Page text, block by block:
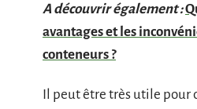
A découvrir également :
avantages et les
conteneurs ?
Il peut être très utile pour